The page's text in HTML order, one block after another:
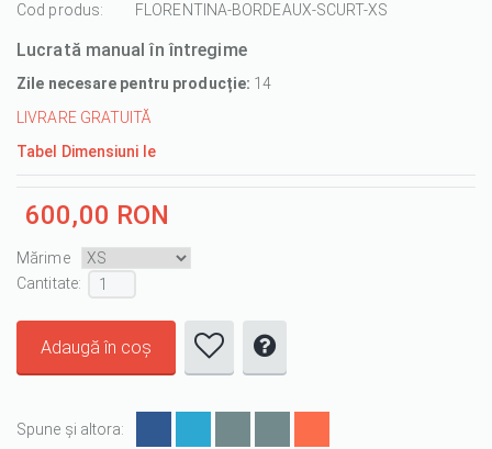
1/52/53/54/55/5
Cod produs: FLORENTINA-BORDEAUX-SCURT-XS
Lucrată manual în întregime
Zile necesare pentru producție: 14
LIVRARE GRATUITĂ
Tabel Dimensiuni Ie
600,00 RON
Mărime
Cantitate :
Spune și altora: